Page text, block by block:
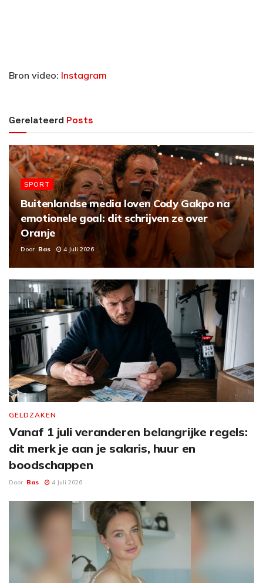
Bron video: Instagram
Gerelateerd Posts
SPORT
Buitenlandse media loven Cody Gakpo na
emotionele goal: dit schrijven ze over
Oranje
Door Bas 4 Juli 2026
GELDZAKEN
Vanaf 1 juli veranderen belangrijke regels:
dit merk je aan je salaris, huur en
boodschappen
Door Bas 4 Juli 2026